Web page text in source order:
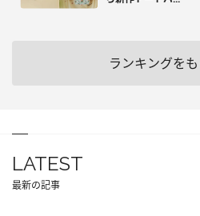
ランキングを
LATEST
最新の記事